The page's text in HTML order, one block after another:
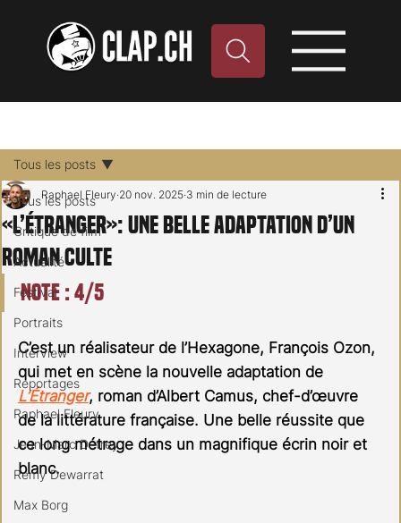
Tous les posts
Critique de film
Actualité
Festival
Portraits
Interview
Reportages
Raphael Fleury
Jean-Marc Detrey
Remy Dewarrat
Max Borg
Tous les posts
«L’Étranger»: une belle adaptation d’un
roman culte
Raphael Fleury 20 nov. 2025 3 min de lecture
Note : 4/5
C’est un réalisateur de l’Hexagone, François Ozon,
qui met en scène la nouvelle adaptation de
L’Étranger, roman d’Albert Camus, chef-d’œuvre
de la littérature française. Une belle réussite que
ce long métrage dans un magnifique écrin noir et
blanc.